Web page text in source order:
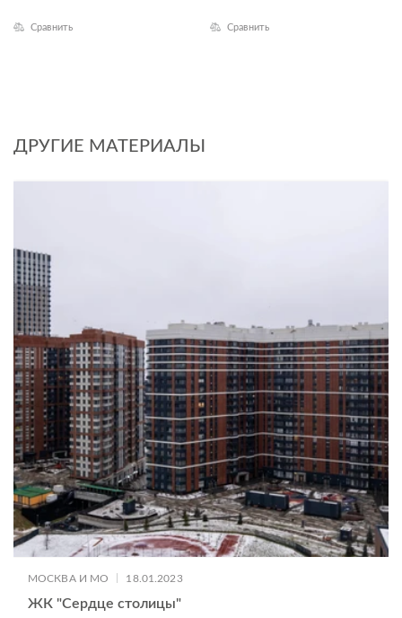
Сравнить Сравнить
ДРУГИЕ МАТЕРИАЛЫ
МОСКВА И МО 18.01.2023
ЖК "Сердце столицы"